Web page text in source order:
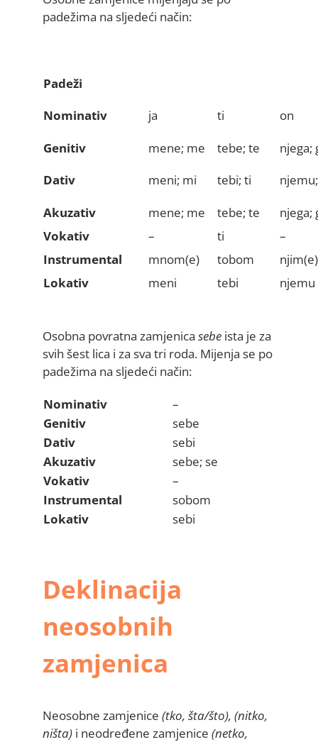
padežima na sljedeći način:
Padeži
Nominativ
ja ti
on
Genitiv
mene; me tebe; te
njega;
Dativ
meni; mi tebi; ti
Akuzativ
mene; me tebe; te
njega;
Vokativ
– ti
–
Instrumental
mnom(e) tobom
njim(e)
Lokativ
meni tebi njemu
Osobna povratna zamjenica sebe ista je za
svih šest lica i za sva tri roda. Mijenja se po
padežima na sljedeći način:
Nominativ
–
Genitiv
sebe
Dativ
sebi
Akuzativ
sebe; se
Vokativ
–
Instrumental
sobom
Lokativ
sebi
Deklinacija
neosobnih
zamjenica
Neosobne zamjenice (tko, šta/što), (nitko,
ništa) i neodređene zamjenice (netko,